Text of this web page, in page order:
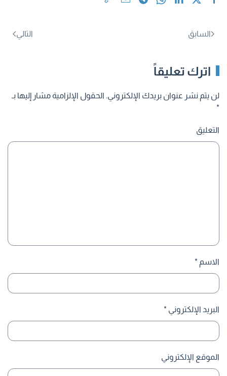
السابق التالي
اترك تعليقاً
لن يتم نشر عنوان بريدك الإلكتروني. الحقول الإلزامية مشار إليها بـ
*
التعليق
الاسم *
البريد الإلكتروني *
الموقع الإلكتروني